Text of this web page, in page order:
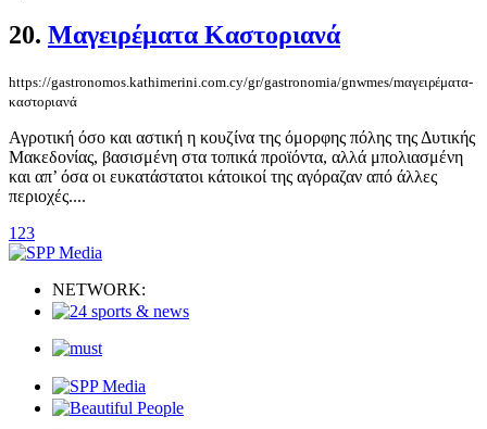
20. Mαγειρέματα Καστοριανά
https://gastronomos.kathimerini.com.cy/gr/gastronomia/gnwmes/mαγειρέματα-
καστοριανά
Αγροτική όσο και αστική η κουζίνα της όμορφης πόλης της Δυτικής
Μακεδονίας, βασισμένη στα τοπικά προϊόντα, αλλά μπολιασμένη
και απ’ όσα οι ευκατάστατοι κάτοικοί της αγόραζαν από άλλες
περιοχές....
1 23
NETWORK: